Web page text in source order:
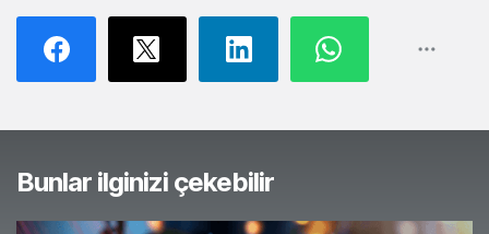
Bunlar ilginizi çekebilir